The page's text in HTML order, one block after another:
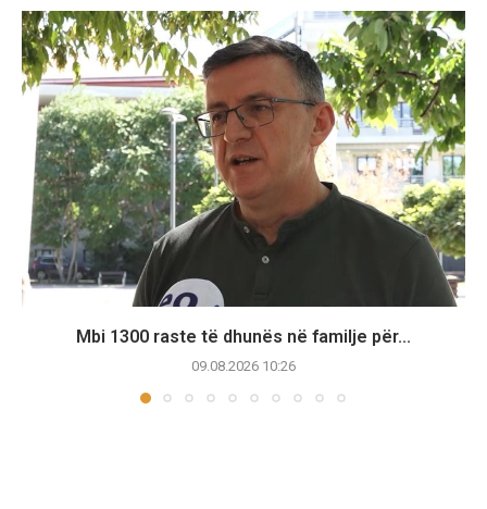
Mbi 1300 raste të dhunës në familje për...
09.08.2026 10:26